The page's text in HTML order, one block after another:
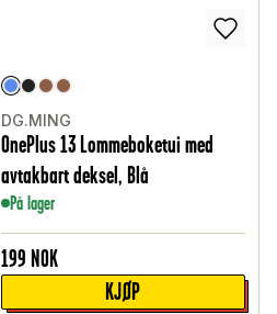
DG.MING
OnePlus 13 Lommeboketui med
avtakbart deksel, Blå
På lager
199 NOK
KJØP